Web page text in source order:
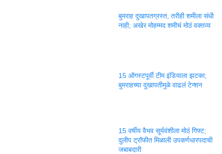
बुमराह दुखापतग्रस्त, तरीही शमीला संधी
नाही; अखेर मोहम्मद शमीचं मोठं वक्तव्य
15 ऑगस्टपूर्वी टीम इंडियाला झटका;
बुमराहच्या दुखापतीमुळे वाढलं टेन्शन
15 वर्षीय वैभव सूर्यवंशीला मोठं गिफ्ट;
दुलीप ट्रॉफीत मिळाली उपकर्णधारपदाची
जबाबदारी